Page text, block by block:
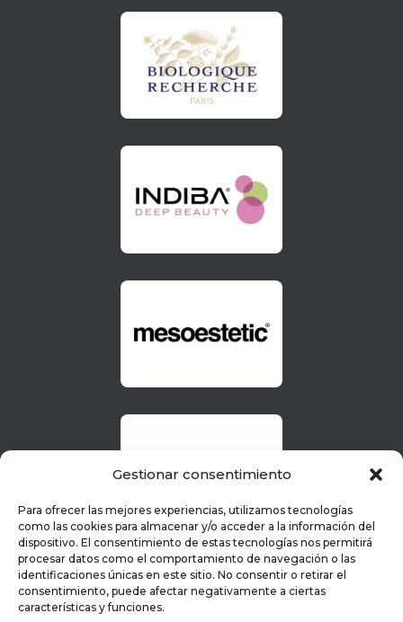
Gestionar consentimiento
Para ofrecer las mejores experiencias, utilizamos tecnologías
como las cookies para almacenar y/o acceder a la información del
dispositivo. El consentimiento de estas tecnologías nos permitirá
procesar datos como el comportamiento de navegación o las
identificaciones únicas en este sitio. No consentir o retirar el
consentimiento, puede afectar negativamente a ciertas
características y funciones.